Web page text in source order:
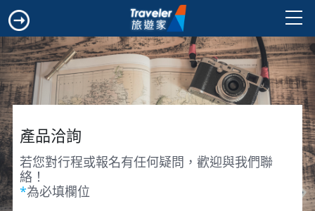
產品洽詢
若您對行程或報名有任何疑問，歡迎與我們聯
絡！
*為必填欄位